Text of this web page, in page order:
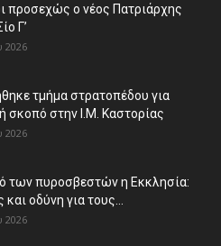
προσεχώς ο νέος Πατριάρχης
Γ’
2026
τμήμα στρατοπέδου για
σκοπό στην Ι.Μ. Καστορίας
2026
των πυροσβεστών η Εκκλησία:
οδύνη για τους...
2026